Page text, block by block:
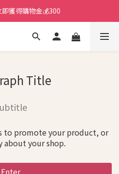
獲得購物金💰300
Title
to promote your product, or
about your shop.
Enter